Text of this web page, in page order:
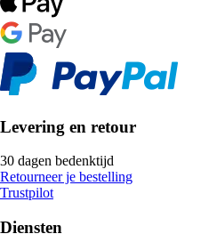
Levering en retour
30 dagen bedenktijd
Retourneer je bestelling
Trustpilot
Diensten